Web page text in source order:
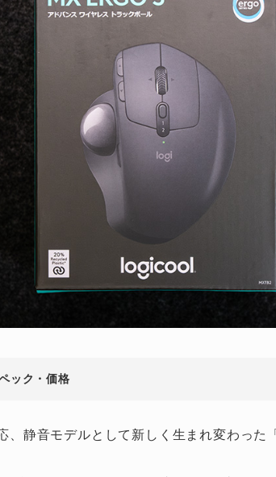
ック・価格
、静音モデルとして新しく生まれ変わった